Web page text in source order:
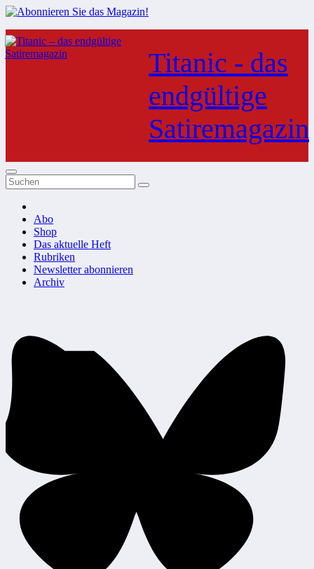
Zum
Inhalt
springen
Titanic - das
endgültige
Satiremagazin
Abo
Shop
Das aktuelle Heft
Rubriken
Newsletter abonnieren
Archiv